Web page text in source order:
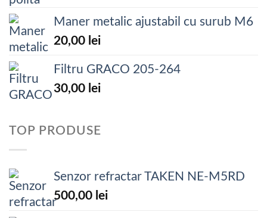
Maner metalic ajustabil cu surub M6
20,00 lei
Filtru GRACO 205-264
30,00 lei
TOP PRODUSE
Senzor refractar TAKEN NE-M5RD
500,00 lei